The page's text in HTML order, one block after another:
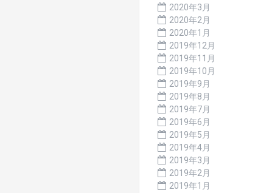
2020年3月
2020年2月
2020年1月
2019年12月
2019年11月
2019年10月
2019年9月
2019年8月
2019年7月
2019年6月
2019年5月
2019年4月
2019年3月
2019年2月
2019年1月